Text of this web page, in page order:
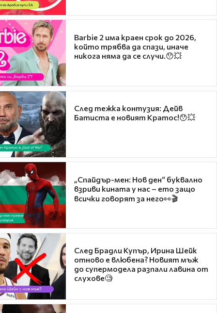
Barbie 2 има краен срок до 2026,
който трябва да спази, иначе
никога няма да се случи.😯💥
След тежка контузия: Дейв
Батиста е новият Кратос!😯💥
„Спайдър-мен: Нов ден“ буквално
взриви кината у нас – ето защо
всички говорят за него👀🎬
След Брадли Купър, Ирина Шейк
отново е влюбена? Новият мъж
до супермодела разпали лавина от
слухове🧐